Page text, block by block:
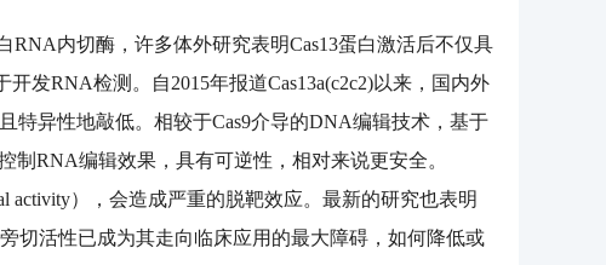
RNA内切酶，许多体外研究表明Cas13蛋白激活后不仅具
发RNA检测。自2015年报道Cas13a(c2c2)以来，国内外
特异性地敲低。相较于Cas9介导的DNA编辑技术，基于
RNA编辑效果，具有可逆性，相对来说更安全。
activity），会造成严重的脱靶效应。最新的研究也表明
切活性已成为其走向临床应用的最大障碍，如何降低或